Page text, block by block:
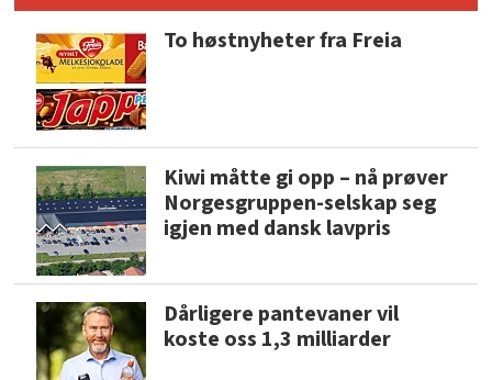
To høstnyheter fra Freia
Kiwi måtte gi opp – nå prøver
Norgesgruppen-selskap seg
igjen med dansk lavpris
Dårligere pantevaner vil
koste oss 1,3 milliarder